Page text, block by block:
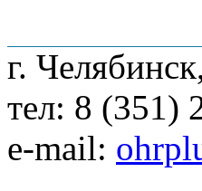
г.
тел: 8 (351)
e-mail: